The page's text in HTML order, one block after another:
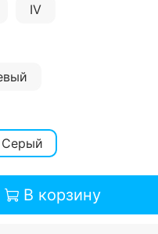
IV
Серый
В корзину